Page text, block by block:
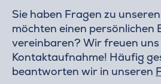
Sie haben Fragen zu
möchten einen persönlichen
vereinbaren? Wir freuen
Kontaktaufnahme! Häufig
beantworten wir in unseren